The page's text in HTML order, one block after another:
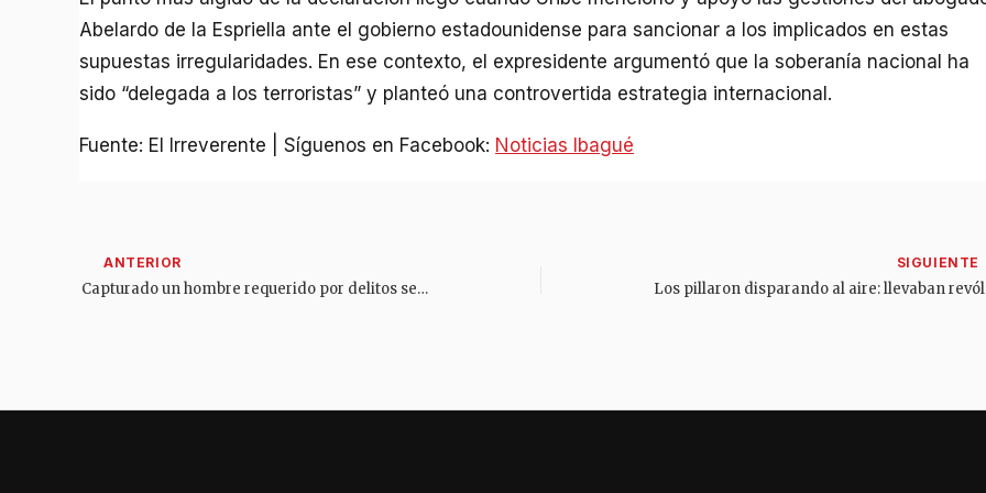
Abelardo de la Espriella ante el gobierno estadounidense para sancionar a los implicados en estas
supuestas irregularidades. En ese contexto, el expresidente argumentó que la soberanía nacional ha
sido “delegada a los terroristas” y planteó una controvertida estrategia internacional.
Fuente: El Irreverente | Síguenos en Facebook: Noticias Ibagué
Capturado un hombre requerido por delitos sexuales contra menor de edad en Melgar